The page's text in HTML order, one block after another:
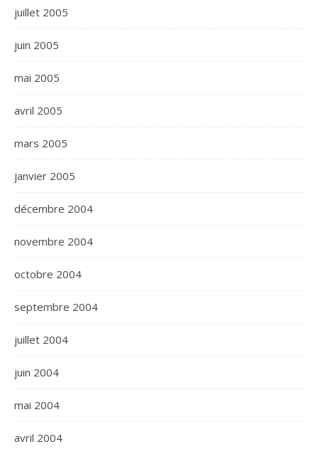
juillet 2005
juin 2005
mai 2005
avril 2005
mars 2005
janvier 2005
décembre 2004
novembre 2004
octobre 2004
septembre 2004
juillet 2004
juin 2004
mai 2004
avril 2004